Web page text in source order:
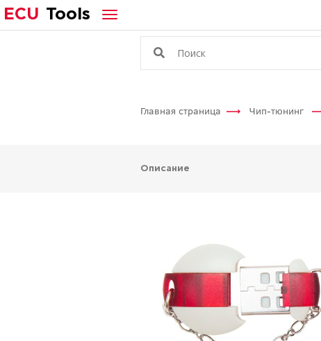
ECU Tools
Главная страница Чип-тюнинг
Описание